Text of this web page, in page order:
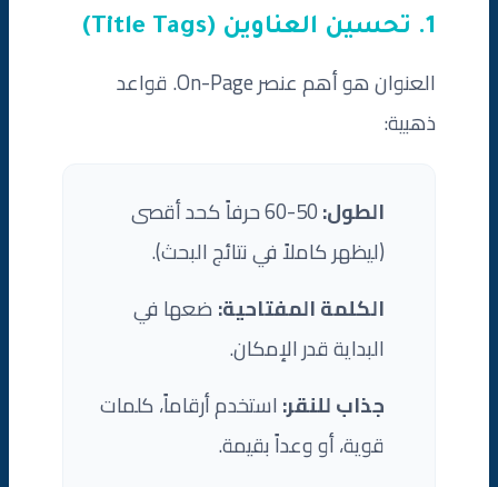
1. تحسين العناوين (Title Tags)
العنوان هو أهم عنصر On-Page. قواعد
ذهبية:
الطول:
50-60 حرفاً كحد أقصى
(ليظهر كاملاً في نتائج البحث).
الكلمة المفتاحية: ضعها في
البداية قدر الإمكان.
جذاب للنقر: استخدم أرقاماً، كلمات
قوية، أو وعداً بقيمة.